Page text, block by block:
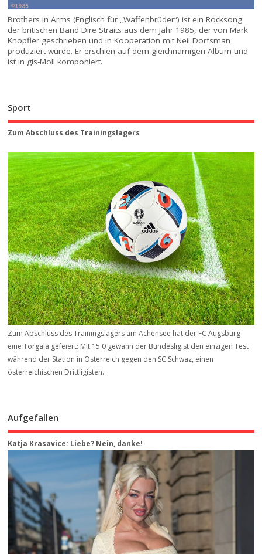
Brothers in Arms (Englisch für „Waffenbrüder“) ist ein Rocksong
der britischen Band Dire Straits aus dem Jahr 1985, der von Mark
Knopfler geschrieben und in Kooperation mit Neil Dorfsman
produziert wurde. Er erschien auf dem gleichnamigen Album und
ist in gis-Moll komponiert.
Sport
Zum Abschluss des Trainingslagers
Zum Abschluss des Trainingslagers am Achensee hat der FC Augsburg
eine Torgala gefeiert: Mit 15:0 gewann der Bundesligist den einzigen Test
während der Station in Österreich gegen den SC Schwaz, einen
österreichischen Drittligisten.
Aufgefallen
Katja Krasavice: Liebe? Nein, danke!